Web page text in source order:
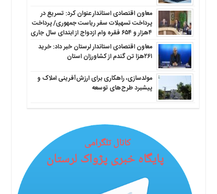
معاون اقتصادی استاندار عنوان کرد: تسریع در
پرداخت تسهیلات سفر ریاست جمهوری/ پرداخت
۴هزار و ۶۵۴ فقره وام ازدواج از ابتدای سال جاری
معاون اقتصادی استاندار لرستان خبر داد: خرید
۲۶۱هزا تن گندم از کشاورزان استان
مولدسازی، راهکاری برای ارزش‌آفرینی املاک و
پیشبرد طرح‌های توسعه